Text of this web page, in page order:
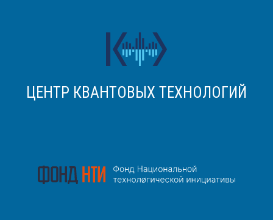
ЦЕНТР КВАНТОВЫХ ТЕХНОЛОГИЙ